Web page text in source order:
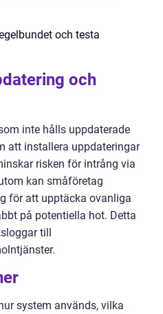
och testa
och
inte hålls uppdaterade
att installera uppdateringar
risken för intrång via
kan småföretag
för att upptäcka ovanliga
på potentiella hot. Detta
till
system används, vilka